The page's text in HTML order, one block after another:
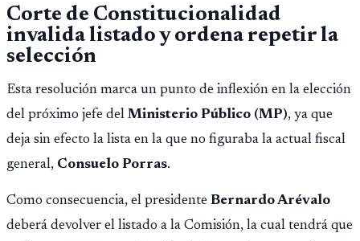
Corte de Constitucionalidad
invalida listado y ordena repetir la
selección
Esta resolución marca un punto de inflexión en la elección
del próximo jefe del Ministerio Público (MP), ya que
deja sin efecto la lista en la que no figuraba la actual fiscal
general, Consuelo Porras.
Como consecuencia, el presidente Bernardo Arévalo
deberá devolver el listado a la Comisión, la cual tendrá que